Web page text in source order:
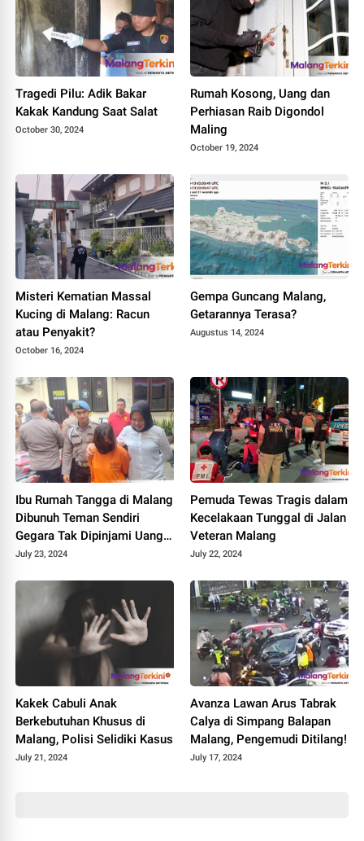
Tragedi Pilu: Adik Bakar
Kakak Kandung Saat Salat
October 30, 2024
Rumah Kosong, Uang dan
Perhiasan Raib Digondol
Maling
October 19, 2024
Misteri Kematian Massal
Kucing di Malang: Racun
atau Penyakit?
October 16, 2024
Gempa Guncang Malang,
Getarannya Terasa?
Augustus 14, 2024
Ibu Rumah Tangga di Malang
Dibunuh Teman Sendiri
Gegara Tak Dipinjami Uang
Rp 1 Juta
July 23, 2024
Pemuda Tewas Tragis dalam
Kecelakaan Tunggal di Jalan
Veteran Malang
July 22, 2024
Kakek Cabuli Anak
Berkebutuhan Khusus di
Malang, Polisi Selidiki Kasus
July 21, 2024
Avanza Lawan Arus Tabrak
Calya di Simpang Balapan
Malang, Pengemudi Ditilang!
July 17, 2024